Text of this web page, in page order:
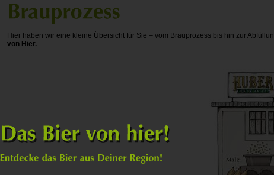
Hier haben wir eine kleine Übersicht für Sie – vom Brauprozess bis hin zur
von Hier.